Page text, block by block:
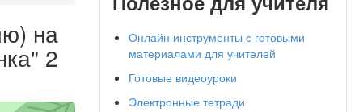
на
2
Онлайн инструменты с готовыми
материалами для учителей
Готовые видеоуроки
Электронные тетради